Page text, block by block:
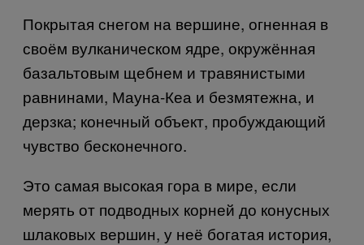
Покрытая снегом на вершине, огненная в
своём вулканическом ядре, окружённая
базальтовым щебнем и травянистыми
равнинами, Мауна-Кеа и безмятежна, и
дерзка; конечный объект, пробуждающий
чувство бесконечного.
Это самая высокая гора в мире, если
мерять от подводных корней до конусных
шлаковых вершин, у неё богатая история,